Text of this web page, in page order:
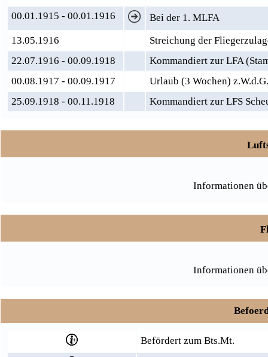
00.01.1915 - 00.01.1916
Bei der 1. MLFA
13.05.1916
Streichung der
22.07.1916 - 00.09.1918
Kommandiert zur LFA
00.08.1917 - 00.09.1917
Urlaub (3 Wochen) z.W.d.G.
25.09.1918 - 00.11.1918
Kommandiert zur LFS
Informationen
Informationen
Befördert zum Bts.Mt.